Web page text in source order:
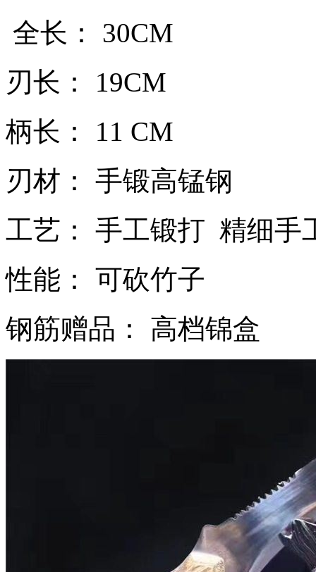
全长： 30CM
刃长： 19CM
柄长： 11 CM
刃材： 手锻高锰钢
工艺： 手工锻打 精细手
性能： 可砍竹子
钢筋赠品： 高档锦盒